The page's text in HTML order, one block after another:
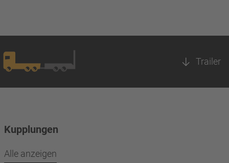
Trailer
Kupplungen
Alle anzeigen